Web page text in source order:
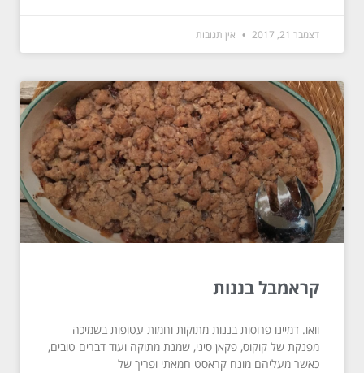
דצמבר 21, 2017 אין תגובות
קראמבל בננות
וואו. דמיינו פרוסות בננות מתוקות וחמות עטופות בשמיכה
מפנקת של קוקוס, פקאן סיני, שמנת מתוקה ועוד דברים טובים,
כאשר מעליהם מונח קראסט חמאתי ופריך של